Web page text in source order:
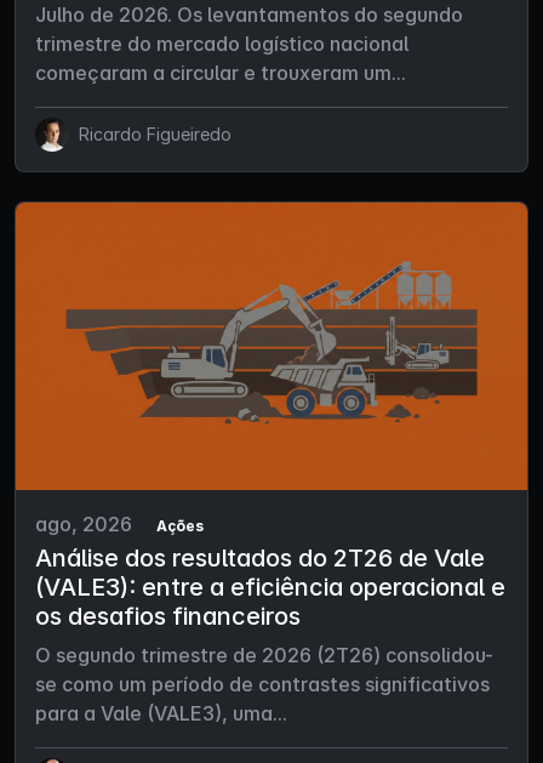
Julho de 2026. Os levantamentos do segundo
trimestre do mercado logístico nacional
começaram a circular e trouxeram um...
Ricardo Figueiredo
ago, 2026 Ações
Análise dos resultados do 2T26 de Vale
(VALE3): entre a eficiência operacional e
os desafios financeiros
O segundo trimestre de 2026 (2T26) consolidou-
se como um período de contrastes significativos
para a Vale (VALE3), uma...